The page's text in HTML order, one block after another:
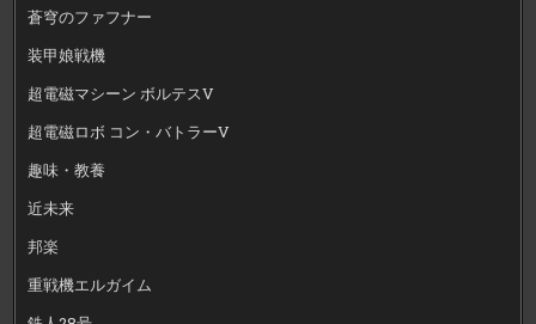
蒼穹のファフナー
装甲娘戦機
超電磁マシーン ボルテスV
超電磁ロボ コン・バトラーV
趣味・教養
近未来
邦楽
重戦機エルガイム